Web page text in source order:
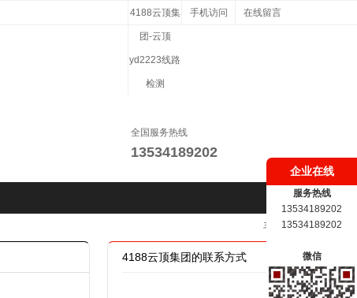
4188云顶集
团-云顶
yd2223线路
检测
手机访问 在线留言
全国服务热线
13534189202
手机版
4188云顶集团的联系方式
企业在线
服务热线
13534189202
13534189202
微信